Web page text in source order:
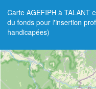
Carte AGEFIPH à TALANT
du fonds pour l'insertion
handicapées)
+
−